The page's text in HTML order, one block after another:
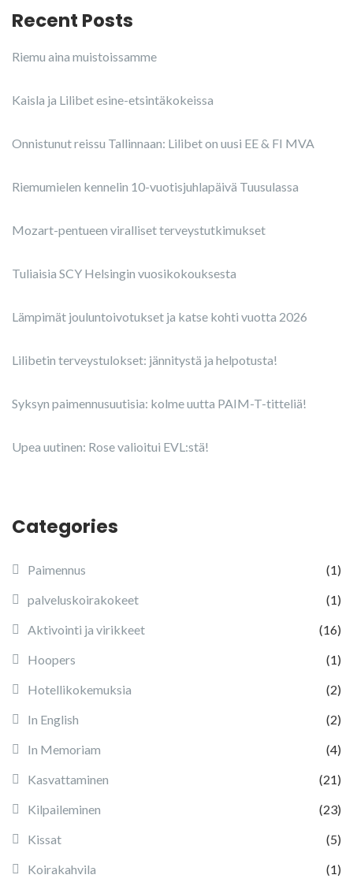
Recent Posts
Riemu aina muistoissamme
Kaisla ja Lilibet esine-etsintäkokeissa
Onnistunut reissu Tallinnaan: Lilibet on uusi EE & FI MVA
Riemumielen kennelin 10-vuotisjuhlapäivä Tuusulassa
Mozart-pentueen viralliset terveystutkimukset
Tuliaisia SCY Helsingin vuosikokouksesta
Lämpimät jouluntoivotukset ja katse kohti vuotta 2026
Lilibetin terveystulokset: jännitystä ja helpotusta!
Syksyn paimennusuutisia: kolme uutta PAIM-T-titteliä!
Upea uutinen: Rose valioitui EVL:stä!
Categories
Paimennus
(1)
palveluskoirakokeet
(1)
Aktivointi ja virikkeet
(16)
Hoopers
(1)
Hotellikokemuksia
(2)
In English
(2)
In Memoriam
(4)
Kasvattaminen
(21)
Kilpaileminen
(23)
Kissat
(5)
Koirakahvila
(1)